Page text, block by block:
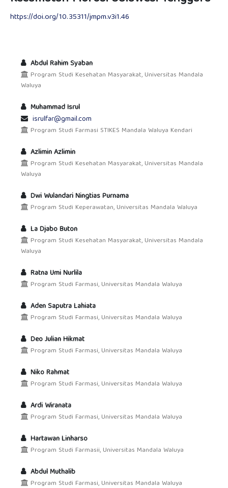
https://doi.org/10.35311/jmpm.v3i1.46
Abdul Rahim Syaban
Program Studi Kesehatan Masyarakat, Universitas Mandala
Waluya
Muhammad Isrul
isrulfar@gmail.com
Program Studi Farmasi STIKES Mandala Waluya Kendari
Azlimin Azlimin
Program Studi Kesehatan Masyarakat, Universitas Mandala
Waluya
Dwi Wulandari Ningtias Purnama
Program Studi Keperawatan, Universitas Mandala Waluya
La Djabo Buton
Program Studi Kesehatan Masyarakat, Universitas Mandala
Waluya
Ratna Umi Nurlila
Program Studi Farmasi, Universitas Mandala Waluya
Aden Saputra Lahiata
Program Studi Farmasi, Universitas Mandala Waluya
Deo Julian Hikmat
Program Studi Farmasi, Universitas Mandala Waluya
Niko Rahmat
Program Studi Farmasi, Universitas Mandala Waluya
Ardi Wiranata
Program Studi Farmasi, Universitas Mandala Waluya
Hartawan Linharso
Program Studi Farmasii, Universitas Mandala Waluya
Abdul Muthalib
Program Studi Farmasi, Universitas Mandala Waluya